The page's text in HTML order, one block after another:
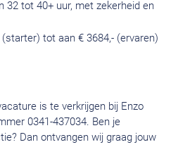
32 tot 40+ uur, met zekerheid en
tot aan € 3684,- (ervaren)
is te verkrijgen bij Enzo
0341-437034. Ben je
Dan ontvangen wij graag jouw